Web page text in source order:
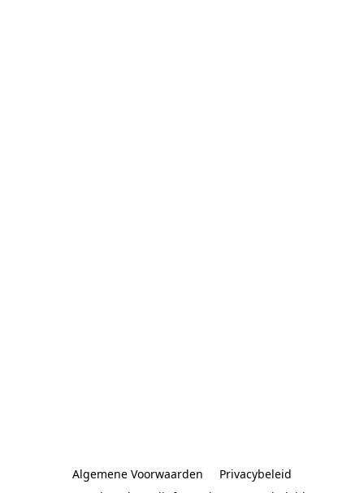
Algemene Voorwaarden
Privacybeleid